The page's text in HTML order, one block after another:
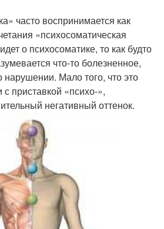
часто воспринимается как
«психосоматическая
о психосоматике, то как будто
что-то болезненное,
Мало того, что это
приставкой «психо-»,
негативный оттенок.